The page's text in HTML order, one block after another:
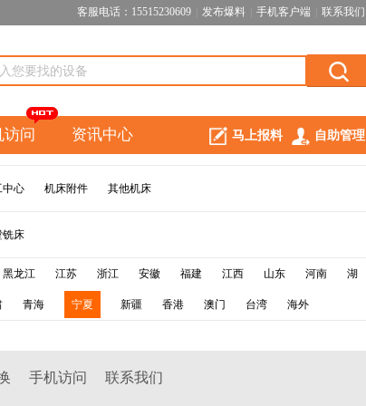
客服电话：15515230609 发布爆料 手机客户端 联系我们
访问 资讯中心 马上报料 自助管理
中心 机床附件 其他机床
铣床
黑龙江 江苏 浙江 安徽 福建 江西 山东 河南 湖
青海 宁夏 新疆 香港 澳门 台湾 海外
手机访问 联系我们